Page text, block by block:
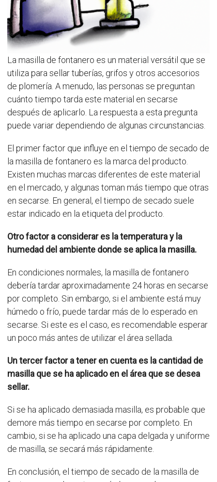
La masilla de fontanero es un material versátil que se
utiliza para sellar tuberías, grifos y otros accesorios
de plomería. A menudo, las personas se preguntan
cuánto tiempo tarda este material en secarse
después de aplicarlo. La respuesta a esta pregunta
puede variar dependiendo de algunas circunstancias.
El primer factor que influye en el tiempo de secado de
la masilla de fontanero es la marca del producto.
Existen muchas marcas diferentes de este material
en el mercado, y algunas toman más tiempo que otras
en secarse. En general, el tiempo de secado suele
estar indicado en la etiqueta del producto.
Otro factor a considerar es la temperatura y la
humedad del ambiente donde se aplica la masilla.
En condiciones normales, la masilla de fontanero
debería tardar aproximadamente 24 horas en secarse
por completo. Sin embargo, si el ambiente está muy
húmedo o frío, puede tardar más de lo esperado en
secarse. Si este es el caso, es recomendable esperar
un poco más antes de utilizar el área sellada.
Un tercer factor a tener en cuenta es la cantidad de
masilla que se ha aplicado en el área que se desea
sellar.
Si se ha aplicado demasiada masilla, es probable que
demore más tiempo en secarse por completo. En
cambio, si se ha aplicado una capa delgada y uniforme
de masilla, se secará más rápidamente.
En conclusión, el tiempo de secado de la masilla de